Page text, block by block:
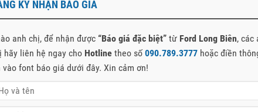
KÝ NHẬN BÁO GIÁ
anh chị, để nhận được “Báo giá đặc biệt” từ Ford Long Biên, các
hãy liên hệ ngay cho Hotline theo số 090.789.3777 hoặc điền
vào font báo giá dưới đây. Xin cảm ơn!